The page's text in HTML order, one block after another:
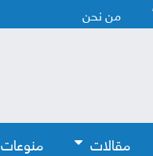
من نحن
مقالات منوعات